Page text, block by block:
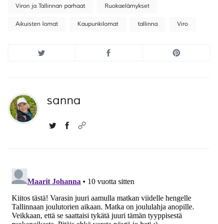
Viron ja Tallinnan parhaat Ruokaelämykset
Aikuisten lomat Kaupunkilomat tallinna Viro
sanna